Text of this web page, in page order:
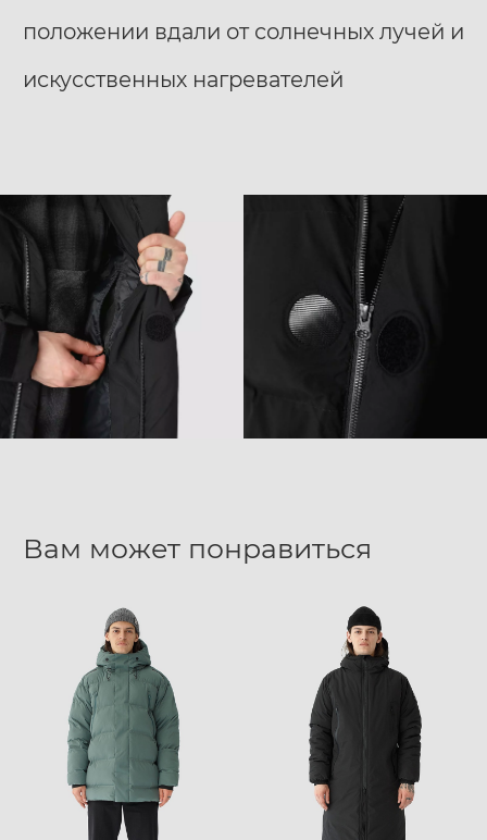
положении вдали от солнечных лучей и
искусственных нагревателей
Вам может понравиться